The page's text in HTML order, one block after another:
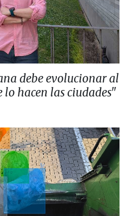
debe evolucionar al
hacen las ciudades"